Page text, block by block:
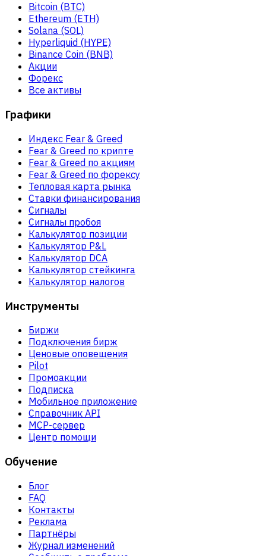
Bitcoin (BTC)
Ethereum (ETH)
Solana (SOL)
Hyperliquid (HYPE)
Binance Coin (BNB)
Акции
Форекс
Все активы
Графики
Индекс Fear & Greed
Fear & Greed по крипте
Fear & Greed по акциям
Fear & Greed по форексу
Тепловая карта рынка
Ставки финансирования
Сигналы
Сигналы пробоя
Калькулятор позиции
Калькулятор P&L
Калькулятор DCA
Калькулятор стейкинга
Калькулятор налогов
Инструменты
Биржи
Подключения бирж
Ценовые оповещения
Pilot
Промоакции
Подписка
Мобильное приложение
Справочник API
MCP-сервер
Центр помощи
Обучение
Блог
FAQ
Контакты
Реклама
Партнёры
Журнал изменений